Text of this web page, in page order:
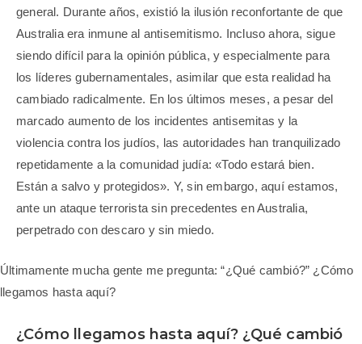
general. Durante años, existió la ilusión reconfortante de que
Australia era inmune al antisemitismo. Incluso ahora, sigue
siendo difícil para la opinión pública, y especialmente para
los líderes gubernamentales, asimilar que esta realidad ha
cambiado radicalmente. En los últimos meses, a pesar del
marcado aumento de los incidentes antisemitas y la
violencia contra los judíos, las autoridades han tranquilizado
repetidamente a la comunidad judía: «Todo estará bien.
Están a salvo y protegidos». Y, sin embargo, aquí estamos,
ante un ataque terrorista sin precedentes en Australia,
perpetrado con descaro y sin miedo.
Últimamente mucha gente me pregunta: “¿Qué cambió?” ¿Cómo
llegamos hasta aquí?
¿Cómo llegamos hasta aquí? ¿Qué cambió